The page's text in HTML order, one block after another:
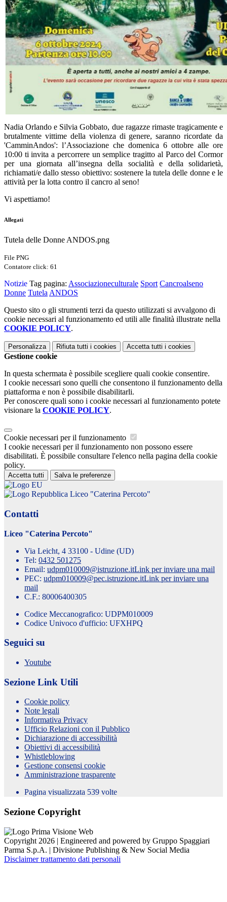
Nadia Orlando e Silvia Gobbato, due ragazze rimaste tragicamente e
brutalmente vittime della violenza di genere, saranno ricordate da
'CamminAndos': l’Associazione che domenica 6 ottobre alle ore
10:00 ti invita a percorrere un semplice tragitto al Parco del Cormor
per una giornata all’insegna della socialità e della solidarietà,
richiamati/e dallo stesso obiettivo: sostenere la tutela delle donne e le
attività per la lotta contro il cancro al seno!
Vi aspettiamo!
Allegati
Tutela delle Donne ANDOS.png
File PNG
Contatore click: 61
Notizie Tag pagina: Associazioneculturale Sport Cancroalseno
Donne Tutela ANDOS
Questo sito o gli strumenti terzi da questo utilizzati si avvalgono di
cookie necessari al funzionamento ed utili alle finalità illustrate nella
COOKIE POLICY.
Personalizza Rifiuta tutti i cookies Accetta tutti i cookies
Gestione cookie
In questa schermata è possibile scegliere quali cookie consentire.
I cookie necessari sono quelli che consentono il funzionamento della
piattaforma e non è possibile disabilitarli.
Per conoscere quali sono i cookie necessari al funzionamento potete
visionare la COOKIE POLICY.
Cookie necessari per il funzionamento
I cookie necessari per il funzionamento non possono essere
disabilitati. È possibile consultare l'elenco nella pagina della cookie
policy.
Accetta tutti Salva le preferenze
Liceo "Caterina Percoto"
Contatti
Liceo "Caterina Percoto"
Via Leicht, 4 33100 - Udine (UD)
Tel: 0432 501275
Email: udpm010009@istruzione.itLink per inviare una mail
PEC: udpm010009@pec.istruzione.itLink per inviare una
mail
C.F.: 80006400305
Codice Meccanografico: UDPM010009
Codice Univoco d'ufficio: UFXHPQ
Seguici su
Youtube
Sezione Link Utili
Cookie policy
Note legali
Informativa Privacy
Ufficio Relazioni con il Pubblico
Dichiarazione di accessibilità
Obiettivi di accessibilità
Whistleblowing
Gestione consensi cookie
Amministrazione trasparente
Pagina visualizzata 539 volte
Sezione Copyright
Copyright 2026 | Engineered and powered by Gruppo Spaggiari
Parma S.p.A. | Divisione Publishing & New Social Media
Disclaimer trattamento dati personali